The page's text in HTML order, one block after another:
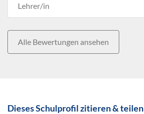
Lehrer/in
Alle Bewertungen ansehen
Dieses Schulprofil zitieren & teilen